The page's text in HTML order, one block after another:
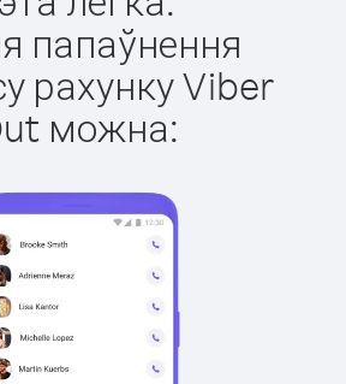
папаўнення
рахунку Viber
можна: